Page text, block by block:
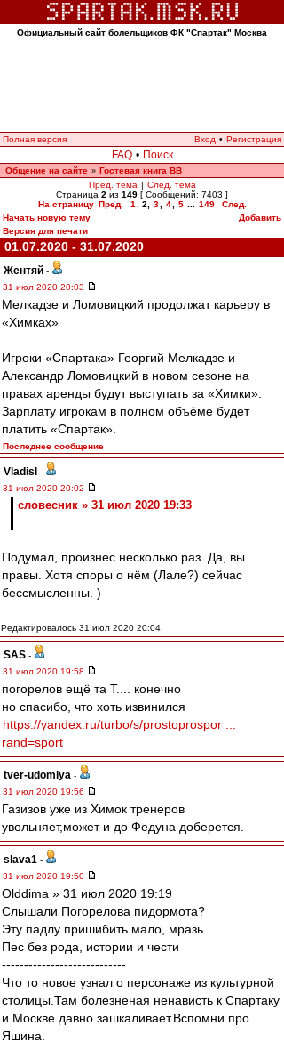
Официальный сайт болельщиков ФК "Спартак" Москва
Полная версия Вход • Регистрация
FAQ • Поиск
Общение на сайте » Гостевая книга ВВ
Пред. тема | След. тема
Страница 2 из 149 [ Сообщений: 7403 ]
На страницу Пред. 1 2 3 4 5 149
След.
Начать новую тему
Добавить
Версия для печати
01.07.2020 - 31.07.2020
Жентяй -
31 июл 2020 20:03
Мелкадзе и Ломовицкий продолжат карьеру в
«Химках»
Игроки «Спартака» Георгий Мелкадзе и
Александр Ломовицкий в новом сезоне на
правах аренды будут выступать за «Химки».
Зарплату игрокам в полном объёме будет
платить «Спартак».
Последнее сообщение
Vladisl
-
31 июл 2020 20:02
словесник » 31 июл 2020 19:33
Подумал, произнес несколько раз. Да, вы
правы. Хотя споры о нём (Лале?) сейчас
бессмысленны. )
Редактировалось 31 июл 2020 20:04
SAS -
31 июл 2020 19:58
погорелов ещё та Т.... конечно
но спасибо, что хоть извинился
https://yandex.ru/turbo/s/prostoprospor ...
rand=sport
tver-udomlya -
31 июл 2020 19:56
Газизов уже из Химок тренеров
увольняет,может и до Федуна доберется.
slava1 -
31 июл 2020 19:50
Olddima » 31 июл 2020 19:19
Слышали Погорелова пидормота?
Эту падлу пришибить мало, мразь
Пес без рода, истории и чести
----------------------------
Что то новое узнал о персонаже из культурной
столицы.Там болезненая ненависть к Спартаку
и Москве давно зашкаливает.Вспомни про
Яшина.